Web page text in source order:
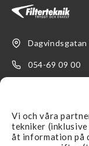
Vi och våra
tekniker
åt information på
054-69 09 00